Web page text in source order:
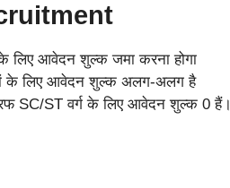
लिए आवेदन शुल्क जमा करना होगा
के लिए आवेदन शुल्क अलग-अलग है
SC/ST वर्ग के लिए आवेदन शुल्क 0 हैं।